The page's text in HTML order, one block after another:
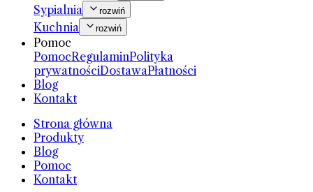
Sypialnia rozwiń
Kuchnia rozwiń
Pomoc
PomocRegulaminPolityka
prywatnościDostawaPłatności
Blog
Kontakt
Strona główna
Produkty
Blog
Pomoc
Kontakt